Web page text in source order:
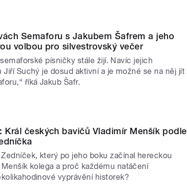
závěr roku rozsáhlou zpravodajskou
měsíců i očekávání roku
Lucie Výborné, která přivítá výrazné
a televizními pohádkami. Na
hodinu. Seriál Příběhy roku
z politiky, kultury, vědy i sportu.
posluchačům přiblíží nová pravidla a
ledna. Do svátečního vysílání patří
nástupu nové vlády – i bleskový
Semaforu s Jakubem Šafrem a jeho
volbou pro silvestrovský večer
písničky stále žijí. Navíc jejich
Jiří Suchý je dosud aktivní a je možné se na něj jít
říká Jakub Šafr.
Král českých bavičů Vladimír Menšík podle
který po jeho boku začínal hereckou
kolega a proč každému natáčení
vyprávění historek?